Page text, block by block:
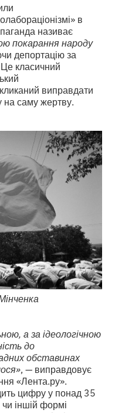
в
називає
покарання народу
депортацію за
класичний
виправдати
на саму жертву.
а за ідеологічною
до
обставинах
, — виправдовує
«Лента.ру».
цифру у понад 35
чи іншій формі